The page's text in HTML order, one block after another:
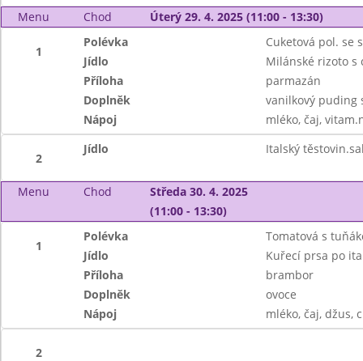
Menu
Chod Úterý 29. 4. 2025 (11:00 - 13:30)
1
Polévka
Cuketová pol. se
Jídlo
Milánské rizoto s
Příloha
parmazán
Doplněk
vanilkový puding
Nápoj
mléko, čaj,
2
Jídlo Italský
Menu Chod
Středa 30. 4. 2025
(11:00 - 13:30)
1
Polévka
Tomatová s
Jídlo
Kuřecí prsa po
Příloha
brambor
Doplněk
ovoce
Nápoj
mléko, čaj, džus,
2